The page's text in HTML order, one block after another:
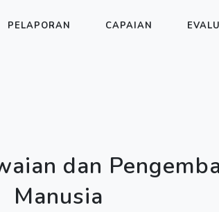
PELAPORAN CAPAIAN
dan
Manusia